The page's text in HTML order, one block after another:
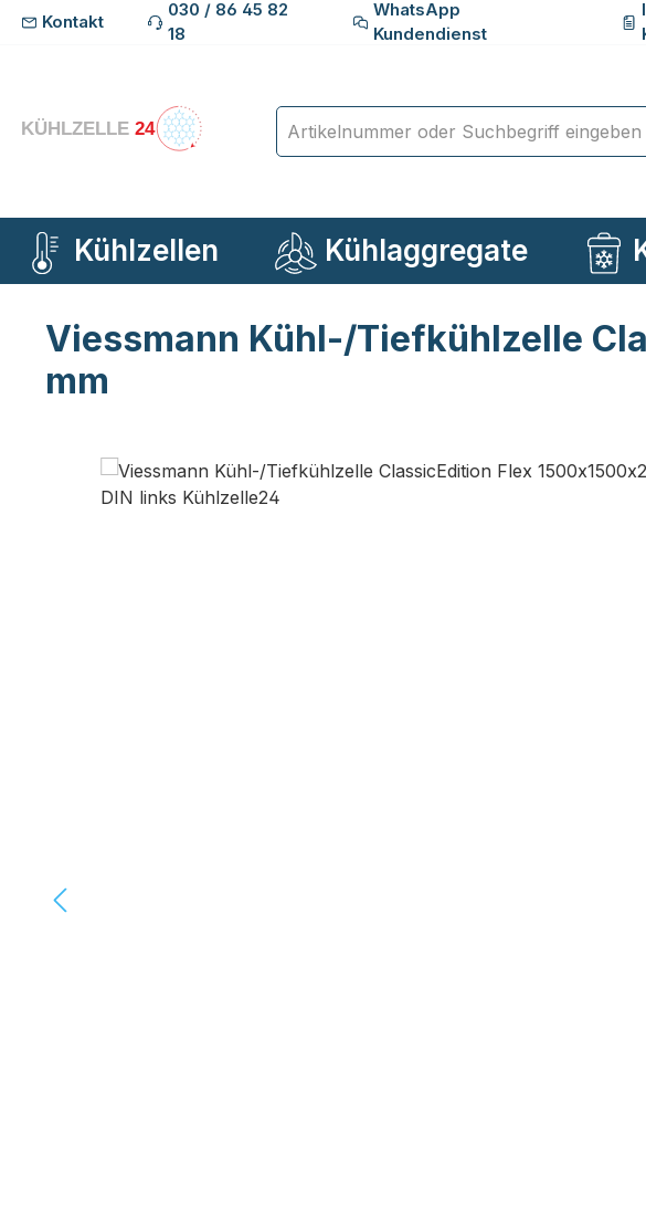
Hauptinhalt springen
Zur Suche springen
Zur Hauptnavigation springen
Kontakt
030 / 86 45 82
18
WhatsApp
Kundendienst
Kühlzellen Kühlaggregate
Viessmann Kühl-/Tiefkühlzelle
mm
Bildergalerie überspringen